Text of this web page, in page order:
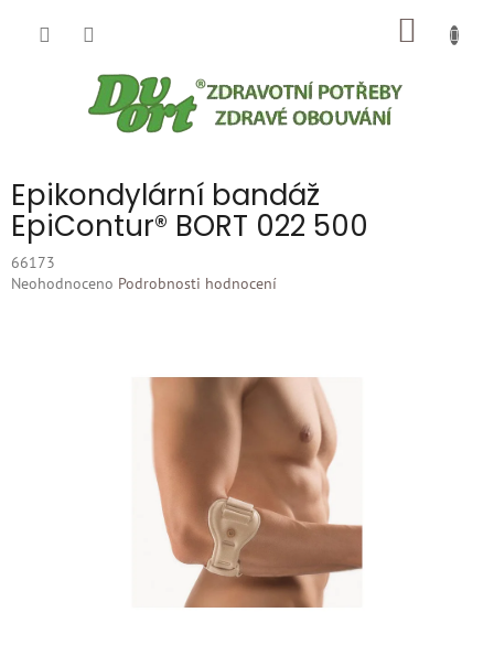
Epikondylární bandáž
EpiContur® BORT 022 500
66173
Průměrné
Neohodnoceno Podrobnosti hodnocení